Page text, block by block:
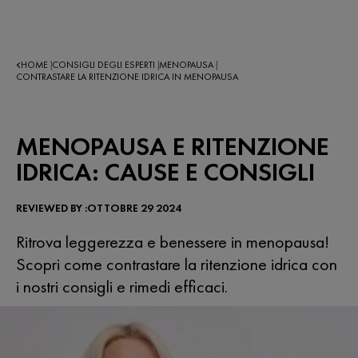
HOME CONSIGLI DEGLI ESPERTI MENOPAUSA
CONTRASTARE LA RITENZIONE IDRICA IN MENOPAUSA
MENOPAUSA E RITENZIONE
IDRICA: CAUSE E CONSIGLI
Ritrova leggerezza e benessere in menopausa!
Scopri come contrastare la ritenzione idrica con
i nostri consigli e rimedi efficaci.
REVIEWED BY :OTTOBRE 29 2024